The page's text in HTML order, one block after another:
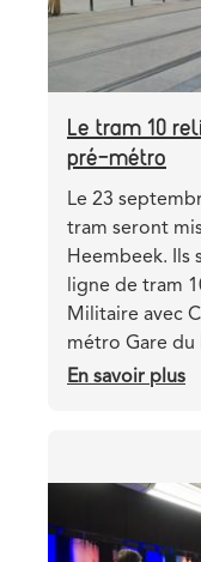
Le tram 10
pré-métro
Teaser
Le 23
tram seront
Heembeek. Ils
ligne de tram
Militaire avec
métro Gare
En savoir plus
image